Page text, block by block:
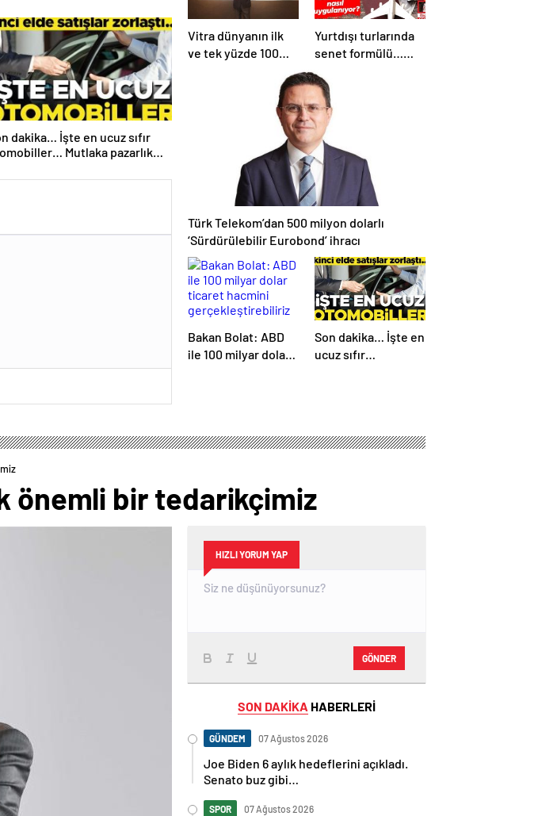
dakika… İşte en ucuz sıfır
Mutlaka pazarlık
Vitra dünyanın ilk
ve tek yüzde 100
geri dönüştürülmüş
seramik lavabosunu
üretti: En çevreci
lavabo Türkiye’den
Yurtdışı turlarında
senet formülü…
Kredi kartı
yasaklanınca yeni
yöntemler çıktı
Türk Telekom’dan 500 milyon dolarlı
‘Sürdürülebilir Eurobond’ ihracı
Bakan Bolat: ABD
ile 100 milyar dolar
Son dakika… İşte en
ucuz sıfır
önemli bir tedarikçimiz
HIZLI YORUM YAP
GÖNDER
SON DAKİKA HABERLERİ
GÜNDEM 07 Ağustos 2026
Joe Biden 6 aylık hedeflerini açıkladı.
Senato buz gibi…
SPOR 07 Ağustos 2026